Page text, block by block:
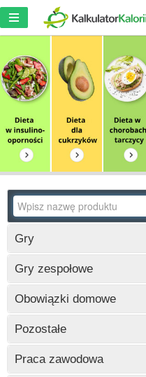
Gry
Wczytywanie
Gry zespołowe
Wczytywanie
Obowiązki domowe
Wczytywanie
Pozostałe
Praca zawodowa